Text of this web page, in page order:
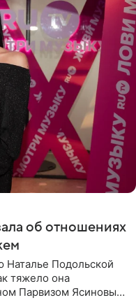
об отношениях
Наталье Подольской
тяжело она
Парвизом Ясиновым.